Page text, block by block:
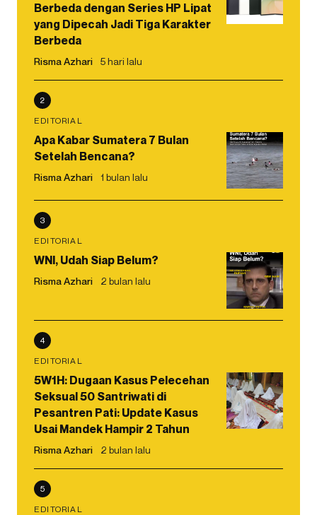
Berbeda dengan Series HP Lipat
yang Dipecah Jadi Tiga Karakter
Berbeda
Risma Azhari 5 hari lalu
2
EDITORIAL
Apa Kabar Sumatera 7 Bulan
Setelah Bencana?
Risma Azhari 1 bulan lalu
3
EDITORIAL
WNI, Udah Siap Belum?
Risma Azhari 2 bulan lalu
4
EDITORIAL
5W1H: Dugaan Kasus Pelecehan
Seksual 50 Santriwati di
Pesantren Pati: Update Kasus
Usai Mandek Hampir 2 Tahun
Risma Azhari 2 bulan lalu
5
EDITORIAL